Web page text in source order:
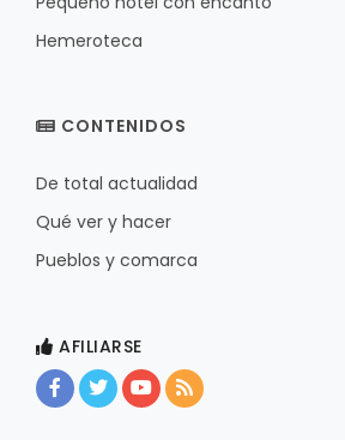
Hemeroteca
CONTENIDOS
De total actualidad
Qué ver y hacer
Pueblos y comarca
AFILIARSE